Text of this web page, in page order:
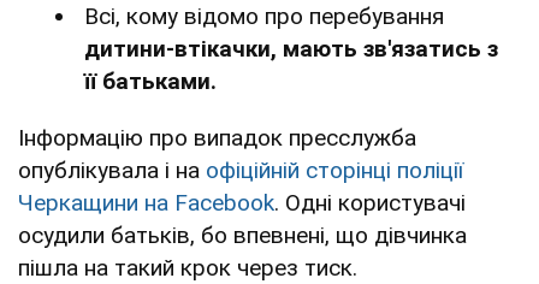
Всі, кому відомо про перебування
дитини-втікачки, мають зв'язатись з
її батьками.
Інформацію про випадок пресслужба
опублікувала і на офіційній сторінці поліції
Черкащини на Facebook. Одні користувачі
осудили батьків, бо впевнені, що дівчинка
пішла на такий крок через тиск.